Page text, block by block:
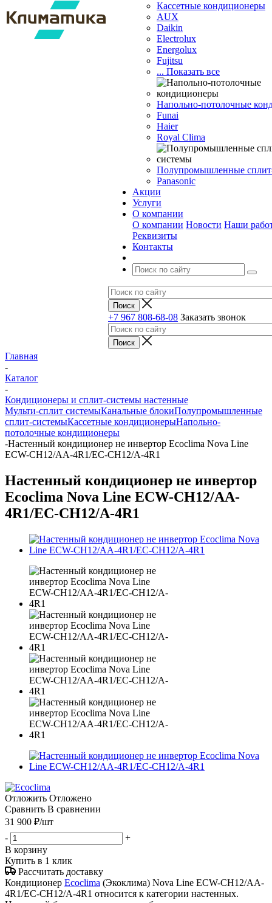
Кассетные кондиционеры
AUX
Daikin
Electrolux
Energolux
Fujitsu
... Показать все
Напольно-потолочные
Funai
Haier
Royal Clima
Полупромышленные
Panasonic
Акции
Услуги
О компании
О компании Новости Наши
Реквизиты
Контакты
+7 967 808-68-08 Заказать звонок
Главная
-
Каталог
-
Кондиционеры и сплит-системы настенные
Мульти-сплит системыКанальные блокиПолупромышленные
сплит-системыКассетные кондиционерыНапольно-
потолочные кондиционеры
-Настенный кондиционер не инвертор Ecoclima Nova Line
ECW-СH12/AA-4R1/EC-CH12/A-4R1
Настенный кондиционер не инвертор
Ecoclima Nova Line ECW-СH12/AA-
4R1/EC-CH12/A-4R1
Отложить Отложено
Сравнить В сравнении
31 900 ₽/шт
-
+
В корзину
Купить в 1 клик
Рассчитать доставку
Кондиционер Ecoclima (Экоклима) Nova Line ECW-СH12/AA-
4R1/EC-CH12/A-4R1 относится к категории настенных.